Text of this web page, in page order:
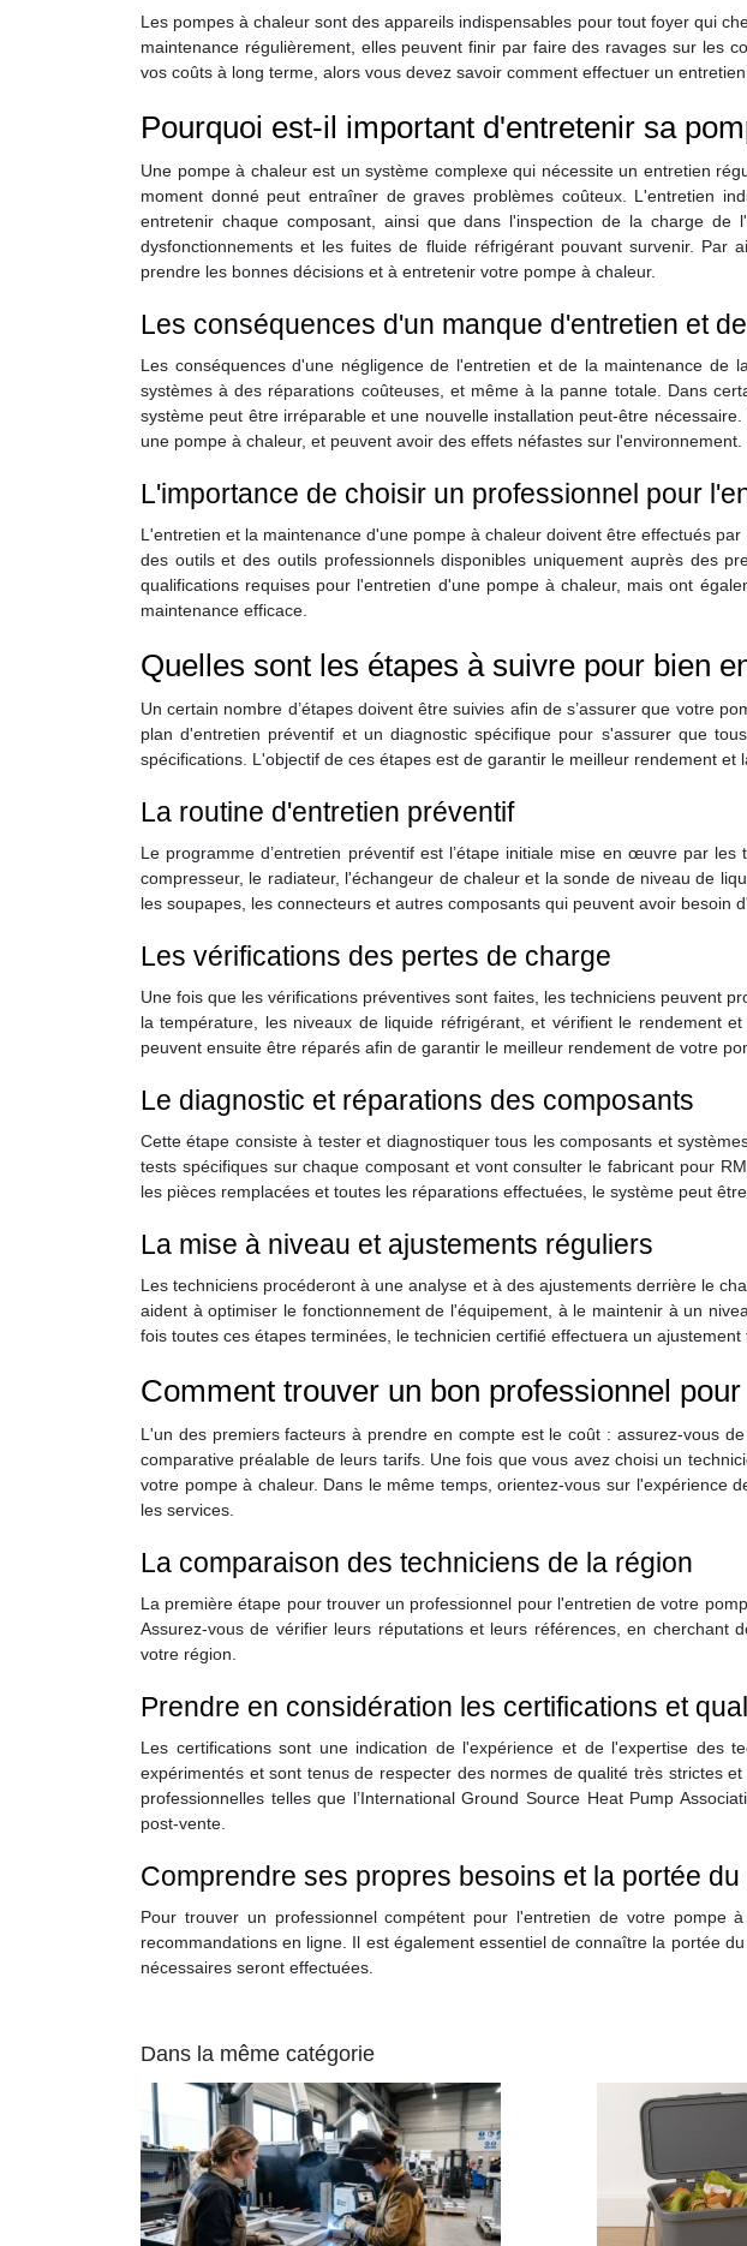
Les pompes à chaleur sont des appareils indispensables pour tout foyer qui
maintenance régulièrement, elles peuvent finir par faire des ravages sur les
vos coûts à long terme, alors vous devez savoir comment effectuer un
Pourquoi est-il important d'entretenir sa
Une pompe à chaleur est un système complexe qui nécessite un entretien
moment donné peut entraîner de graves problèmes coûteux. L'entretien
entretenir chaque composant, ainsi que dans l'inspection de la charge
dysfonctionnements et les fuites de fluide réfrigérant pouvant survenir. Par
prendre les bonnes décisions et à entretenir votre pompe à chaleur.
Les conséquences d'un manque d'entretien et
Les conséquences d'une négligence de l'entretien et de la maintenance
systèmes à des réparations coûteuses, et même à la panne totale. Dans
système peut être irréparable et une nouvelle installation peut-être
une pompe à chaleur, et peuvent avoir des effets néfastes sur l'environnement.
L'importance de choisir un professionnel pour
L'entretien et la maintenance d'une pompe à chaleur doivent être effectués
des outils et des outils professionnels disponibles uniquement auprès des
qualifications requises pour l'entretien d'une pompe à chaleur, mais ont
maintenance efficace.
Quelles sont les étapes à suivre pour bien
Un certain nombre d’étapes doivent être suivies afin de s’assurer que votre
plan d'entretien préventif et un diagnostic spécifique pour s'assurer que
spécifications. L'objectif de ces étapes est de garantir le meilleur rendement et
La routine d'entretien préventif
Le programme d’entretien préventif est l’étape initiale mise en œuvre par
compresseur, le radiateur, l'échangeur de chaleur et la sonde de niveau de
les soupapes, les connecteurs et autres composants qui peuvent avoir besoin
Les vérifications des pertes de charge
Une fois que les vérifications préventives sont faites, les techniciens peuvent
la température, les niveaux de liquide réfrigérant, et vérifient le rendement
peuvent ensuite être réparés afin de garantir le meilleur rendement de votre
Le diagnostic et réparations des composants
Cette étape consiste à tester et diagnostiquer tous les composants et
tests spécifiques sur chaque composant et vont consulter le fabricant pour
les pièces remplacées et toutes les réparations effectuées, le système peut
La mise à niveau et ajustements réguliers
Les techniciens procéderont à une analyse et à des ajustements derrière le
aident à optimiser le fonctionnement de l'équipement, à le maintenir à un
fois toutes ces étapes terminées, le technicien certifié effectuera un
Comment trouver un bon professionnel
L'un des premiers facteurs à prendre en compte est le coût : assurez-vous
comparative préalable de leurs tarifs. Une fois que vous avez choisi un
votre pompe à chaleur. Dans le même temps, orientez-vous sur l'expérience
les services.
La comparaison des techniciens de la région
La première étape pour trouver un professionnel pour l'entretien de votre
Assurez-vous de vérifier leurs réputations et leurs références, en cherchant
votre région.
Prendre en considération les certifications et
Les certifications sont une indication de l'expérience et de l'expertise des
expérimentés et sont tenus de respecter des normes de qualité très strictes
professionnelles telles que l’International Ground Source Heat Pump
post-vente.
Comprendre ses propres besoins et la portée
Pour trouver un professionnel compétent pour l'entretien de votre
recommandations en ligne. Il est également essentiel de connaître la portée
nécessaires seront effectuées.
Dans la même catégorie